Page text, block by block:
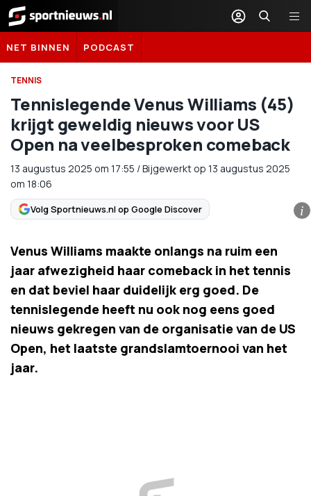
Sportnieuws.nl
NET BINNEN PODCAST
TENNIS
Tennislegende Venus Williams (45)
krijgt geweldig nieuws voor US
Open na veelbesproken comeback
13 augustus 2025 om 17:55 /Bijgewerkt op 13 augustus 2025
om 18:06
Volg Sportnieuws.nl op Google Discover i
Venus Williams maakte onlangs na ruim een
jaar afwezigheid haar comeback in het tennis
en dat beviel haar duidelijk erg goed. De
tennislegende heeft nu ook nog eens goed
nieuws gekregen van de organisatie van de US
Open, het laatste grandslamtoernooi van het
jaar.